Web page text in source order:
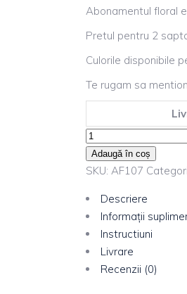
Abonamentul floral
Pretul pentru 2
Culorile disponibile
Te rugam sa
Adaugă în coș
SKU: AF107
Descriere
Informații
Instructiuni
Livrare
Recenzii (0)